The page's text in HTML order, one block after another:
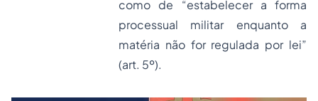
como de “estabelecer a forma
processual militar enquanto a
matéria não for regulada por lei”
(art. 5º).